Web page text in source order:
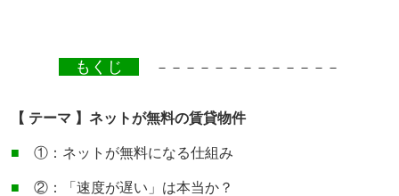
もくじ －－－－－－－－－－－－－
【 テーマ 】ネットが無料の賃貸物件
■ ①：ネットが無料になる仕組み
■ ②：「速度が遅い」は本当か？